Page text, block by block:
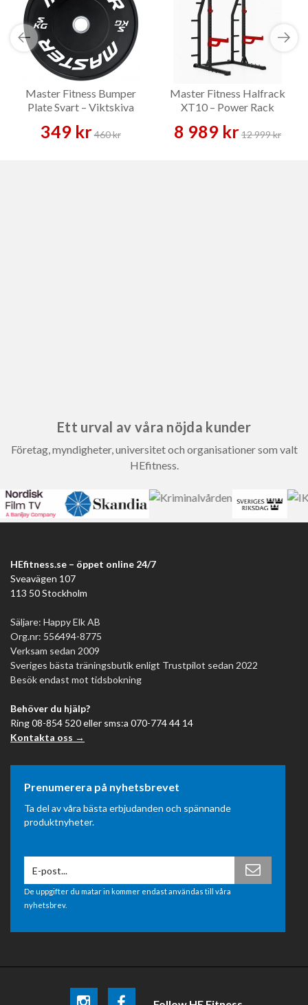
Master Fitness Bumper
Plate Svart – Viktskiva
349 kr460 kr
Master Fitness Halfrack
XT10 – Power Rack
8 989 kr12 999 kr
Ett urval av våra nöjda kunder
Företag, myndigheter, universitet och organisationer som valt
HEfitness.
HEfitness.se – öppet online 24/7
Sveavägen 107
113 50 Stockholm
Säljare: Happy Elk AB
Org.nr: 556494-8775
Verksam sedan 2009
Sveriges bästa träningsbutik enligt Trustpilot sedan 2022
Besök endast mot tidsbokning
Behöver du hjälp?
Ring 08-854 520 eller sms:a 070-774 44 14
Kontakta oss →
Prenumerera på nyhetsbrevet
Ta del av våra bästa erbjudanden och spännande
produktnyheter.
De uppgifter du matar in kommer endast användas till våra
nyhetsbrev.